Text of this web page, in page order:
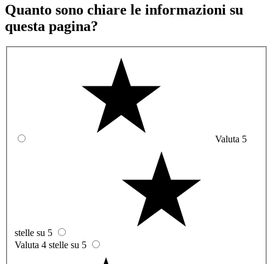
Quanto sono chiare le informazioni su
questa pagina?
Valuta 5
stelle su 5
Valuta 4 stelle su 5